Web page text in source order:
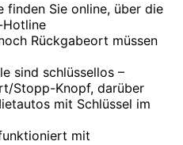
finden Sie online, über die
Rückgabeort müssen
sind schlüssellos –
Stopp-Knopf, darüber
mit Schlüssel im
mit